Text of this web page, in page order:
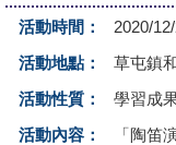
志工與社團
友站連結
活動時間：
2020/
活動地點：
草屯鎮
活動性質：
學習成
活動內容：
「陶笛